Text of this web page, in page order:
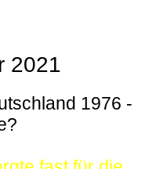
2021
1976 -